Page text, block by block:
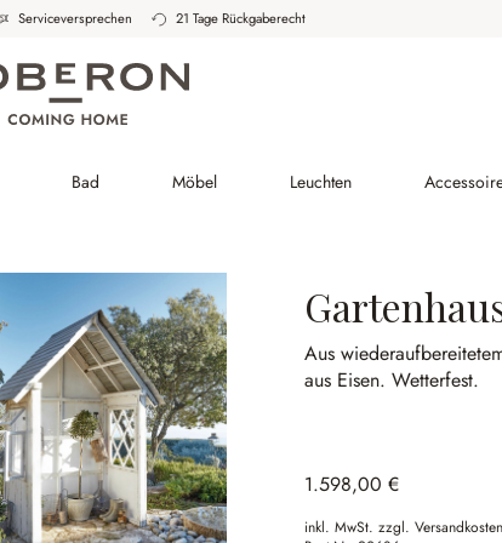
Serviceversprechen 21 Tage Rückgaberecht
Bad Möbel Leuchten
Aus
aus Eisen.Wetterfest.
1.598,00 €
inkl. MwSt. zzgl. Versandkosten